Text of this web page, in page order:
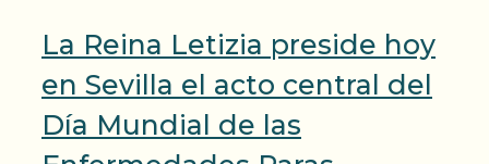
La Reina Letizia preside hoy
en Sevilla el acto central del
Día Mundial de las